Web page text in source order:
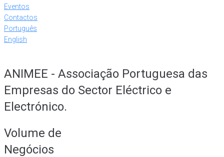
Eventos
Contactos
Português
English
ANIMEE - Associação Portuguesa das
Empresas do Sector Eléctrico e
Electrónico.
Volume de
Negócios